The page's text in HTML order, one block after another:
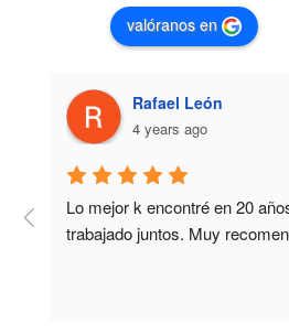
valóranos en
Rafael León
4 years ago
Lo mejor k encontré en 20
trabajado juntos. Muy